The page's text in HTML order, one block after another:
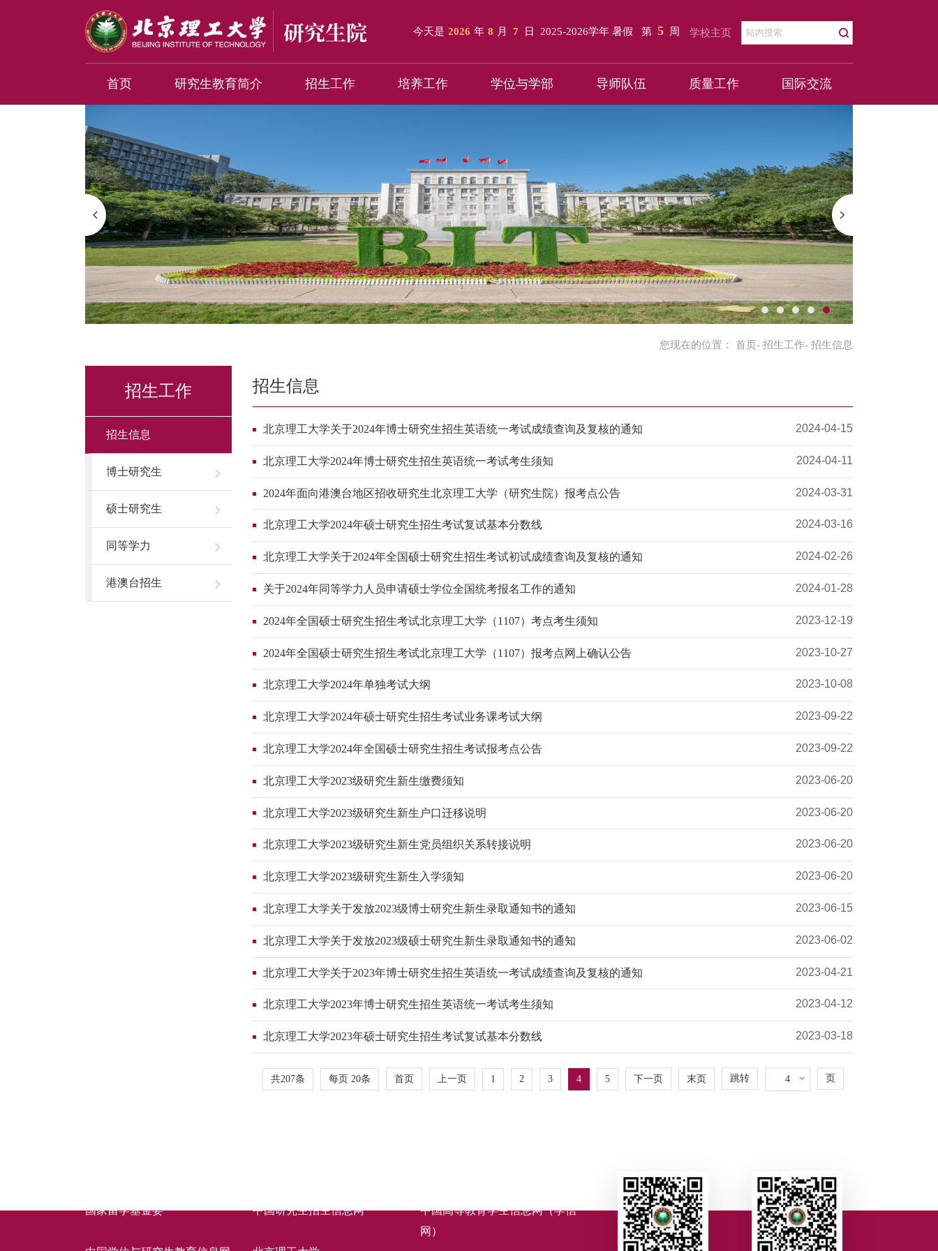
今天是 2026 年 8 月 7 日 2025-2026学年 暑假 第 5 周 学校主页
首页 研究生教育简介 招生工作 培养工作 学位与学部 导师队伍 质量工作 国际交流
您现在的位置： 首页- 招生工作- 招生信息
招生工作
招生信息
博士研究生
硕士研究生
同等学力
港澳台招生
招生信息
北京理工大学关于2024年博士研究生招生英语统一考试成绩查询及复核的通知 2024-04-15
北京理工大学2024年博士研究生招生英语统一考试考生须知 2024-04-11
2024年面向港澳台地区招收研究生北京理工大学（研究生院）报考点公告 2024-03-31
北京理工大学2024年硕士研究生招生考试复试基本分数线 2024-03-16
北京理工大学关于2024年全国硕士研究生招生考试初试成绩查询及复核的通知 2024-02-26
关于2024年同等学力人员申请硕士学位全国统考报名工作的通知 2024-01-28
2024年全国硕士研究生招生考试北京理工大学（1107）考点考生须知 2023-12-19
2024年全国硕士研究生招生考试北京理工大学（1107）报考点网上确认公告 2023-10-27
北京理工大学2024年单独考试大纲 2023-10-08
北京理工大学2024年硕士研究生招生考试业务课考试大纲 2023-09-22
北京理工大学2024年全国硕士研究生招生考试报考点公告 2023-09-22
北京理工大学2023级研究生新生缴费须知 2023-06-20
北京理工大学2023级研究生新生户口迁移说明 2023-06-20
北京理工大学2023级研究生新生党员组织关系转接说明 2023-06-20
北京理工大学2023级研究生新生入学须知 2023-06-20
北京理工大学关于发放2023级博士研究生新生录取通知书的通知 2023-06-15
北京理工大学关于发放2023级硕士研究生新生录取通知书的通知 2023-06-02
北京理工大学关于2023年博士研究生招生英语统一考试成绩查询及复核的通知 2023-04-21
北京理工大学2023年博士研究生招生英语统一考试考生须知 2023-04-12
北京理工大学2023年硕士研究生招生考试复试基本分数线 2023-03-18
共207条 每页 20条 首页 上一页 1 2 3 4 5 下一页 末页 跳转 4 页
国家留学基金委 中国研究生招生信息网
中国高等教育学生信息网（学信
网）